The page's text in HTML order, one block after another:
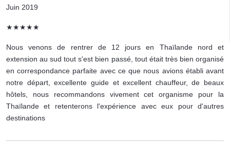
Juin 2019
★★★★★
Nous venons de rentrer de 12 jours en Thaïlande nord et
extension au sud tout s'est bien passé, tout était très bien organisé
en correspondance parfaite avec ce que nous avions établi avant
notre départ, excellente guide et excellent chauffeur, de beaux
hôtels, nous recommandons vivement cet organisme pour la
Thaïlande et retenterons l'expérience avec eux pour d'autres
destinations